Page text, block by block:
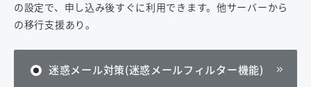
の設定で、申し込み後すぐに利用できます。他サーバーから
の移行支援あり。
迷惑メール対策(迷惑メールフィルター機能)